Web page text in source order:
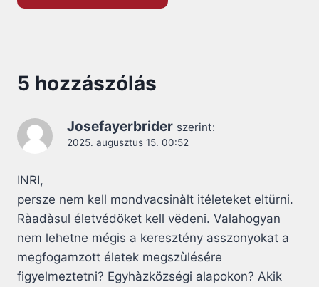
5 hozzászólás
Josefayerbrider szerint:
2025. augusztus 15. 00:52
INRI,
persze nem kell mondvacsinàlt itéleteket eltürni.
Ràadàsul életvédöket kell vëdeni. Valahogyan
nem lehetne mégis a keresztény asszonyokat a
megfogamzott életek megszùlésére
figyelmeztetni? Egyhàzközségi alapokon? Akik